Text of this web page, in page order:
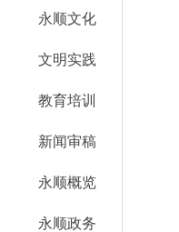
永顺文化
文明实践
教育培训
新闻审稿
永顺概览
永顺政务